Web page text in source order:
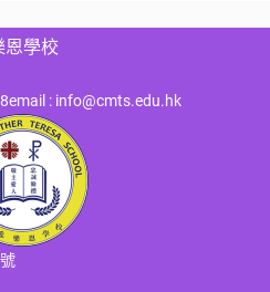
恩學校
email : info@cmts.edu.hk